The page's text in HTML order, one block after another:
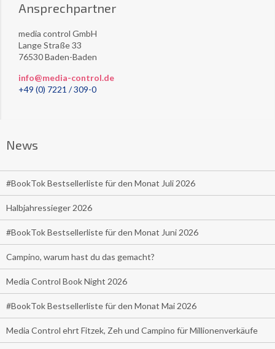
Ansprechpartner
media control GmbH
Lange Straße 33
76530 Baden-Baden
info@media-control.de
+49 (0) 7221 / 309-0
News
#BookTok Bestsellerliste für den Monat Juli 2026
Halbjahressieger 2026
#BookTok Bestsellerliste für den Monat Juni 2026
Campino, warum hast du das gemacht?
Media Control Book Night 2026
#BookTok Bestsellerliste für den Monat Mai 2026
Media Control ehrt Fitzek, Zeh und Campino für Millionenverkäufe